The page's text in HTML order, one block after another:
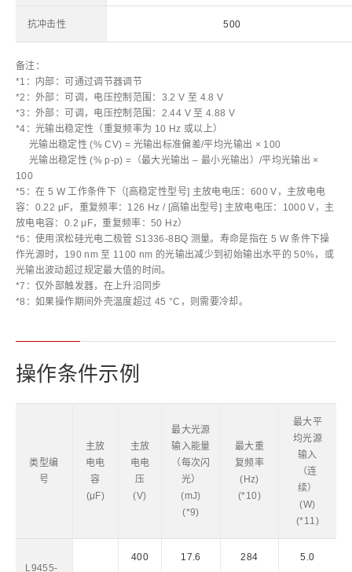
抗冲击性 500
备注：
*1：内部：可通过调节器调节
*2：外部：可调，电压控制范围：3.2 V 至 4.8 V
*3：外部：可调，电压控制范围：2.44 V 至 4.88 V
*4：光输出稳定性（重复频率为 10 Hz 或以上）
光输出稳定性 (% CV) = 光输出标准偏差/平均光输出 × 100
光输出稳定性 (% p-p) =（最大光输出 – 最小光输出）/平均光输出 ×
100
*5：在 5 W 工作条件下（[高稳定性型号] 主放电电压：600 V，主放电电
容：0.22 μF，重复频率：126 Hz / [高输出型号] 主放电电压：1000 V，主
放电电容：0.2 μF，重复频率：50 Hz）
*6：使用滨松硅光电二极管 S1336-8BQ 测量。寿命是指在 5 W 条件下操
作光源时，190 nm 至 1100 nm 的光输出减少到初始输出水平的 50%，或
光输出波动超过规定最大值的时间。
*7：仅外部触发器，在上升沿同步
*8：如果操作期间外壳温度超过 45 °C，则需要冷却。
操作条件示例
类型编
号
主放
电电
容
(μF)
主放
电电
压
(V)
最大光源
输入能量
（每次闪
光）
(mJ)
(*9)
最大重
复频率
(Hz)
(*10)
最大平
均光源
输入
（连
续）
(W)
(*11)
L9455-
400 17.6 284 5.0